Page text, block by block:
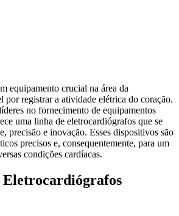
equipamento crucial na área da
por registrar a atividade elétrica do coração.
no fornecimento de equipamentos
uma linha de eletrocardiógrafos que se
precisão e inovação. Esses dispositivos são
precisos e, consequentemente, para um
condições cardíacas.
Eletrocardiógrafos